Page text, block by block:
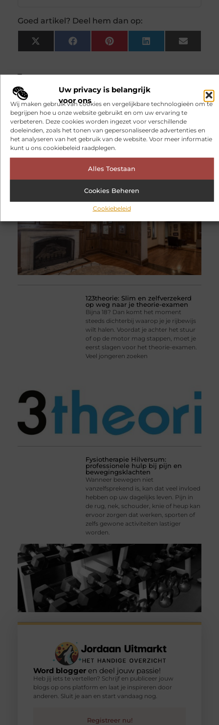
Uw privacy is belangrijk
voor ons
Wij maken gebruik van cookies en vergelijkbare technologieën om te
begrijpen hoe u onze website gebruikt en om uw ervaring te
verbeteren. Deze cookies worden ingezet voor verschillende
doeleinden, zoals het tonen van gepersonaliseerde advertenties en
het analyseren van het gebruik van de website. Voor meer informatie
kunt u ons cookiebeleid raadplegen.
Alles Toestaan
Cookies Beheren
Cookiebeleid
Goed artikel? Deel hem dan op:
X
(Twitter)
FacebookPinterest LinkedIn Email
Tags:
Verken onze aanbevolenartikelen voor
jou.
Een warm huis begint met de
juiste houtkachelkeuze
Een houtkachel zorgt voor warmte en
sfeer in huis, maar een houtkachel
kopen doet u niet elke dag. De juiste
keuze hangt af van uw ruimte, uw
woonstijl en praktische zaken zoals
ventilatie en rookgasafvoer.
123theorie: Slim en zelfverzekerd
op weg naar je theorie-examen
Bijna 18? Dan komt het moment
steeds dichterbij waarop je je rijbewijs
wilt halen. Voordat je achter het stuur
of op de motor mag stappen, moet je
eerst slagen voor het theorie-examen.
Veel jongeren zoeken
Fysiotherapie Hilversum:
professionele hulp bij pijn en
bewegingsklachten
Wanneer bewegen niet
vanzelfsprekend is, kan dat veel invloed
hebben op uw dagelijks leven. Pijn in
de rug, nek, schouder, knie of heup kan
ervoor zorgen dat werken, sporten of
zelfs gewone activiteiten lastiger
worden.
Word bloggeren deel jouw passie!
Heb jij iets te vertellen? Schrijf en publiceer jouw
blogs op ons platform en laat je inspireren door
anderen. Sluit je aan en start vandaag nog.
Registreer nu!